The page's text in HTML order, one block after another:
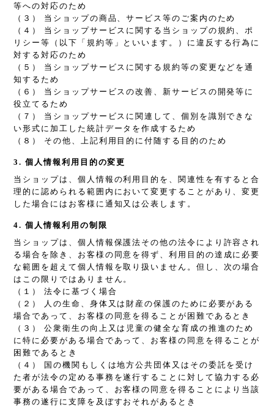
等への対応のため
（３） 当ショップの商品、サービス等のご案内のため
（４） 当ショップサービスに関する当ショップの規約、ポ
リシー等（以下「規約等」といいます。）に違反する行為に
対する対応のため
（５） 当ショップサービスに関する規約等の変更などを通
知するため
（６） 当ショップサービスの改善、新サービスの開発等に
役立てるため
（７） 当ショップサービスに関連して、個別を識別できな
い形式に加工した統計データを作成するため
（８） その他、上記利用目的に付随する目的のため
3. 個人情報利用目的の変更
当ショップは、個人情報の利用目的を、関連性を有すると合
理的に認められる範囲内において変更することがあり、変更
した場合にはお客様に通知又は公表します。
4. 個人情報利用の制限
当ショップは、個人情報保護法その他の法令により許容され
る場合を除き、お客様の同意を得ず、利用目的の達成に必要
な範囲を超えて個人情報を取り扱いません。但し、次の場合
はこの限りではありません。
（１） 法令に基づく場合
（２） 人の生命、身体又は財産の保護のために必要がある
場合であって、お客様の同意を得ることが困難であるとき
（３） 公衆衛生の向上又は児童の健全な育成の推進のため
に特に必要がある場合であって、お客様の同意を得ることが
困難であるとき
（４） 国の機関もしくは地方公共団体又はその委託を受け
た者が法令の定める事務を遂行することに対して協力する必
要がある場合であって、お客様の同意を得ることにより当該
事務の遂行に支障を及ぼすおそれがあるとき